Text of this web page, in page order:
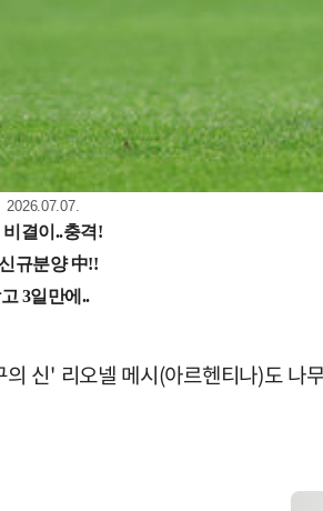
신' 리오넬 메시(아르헨티나)도 나